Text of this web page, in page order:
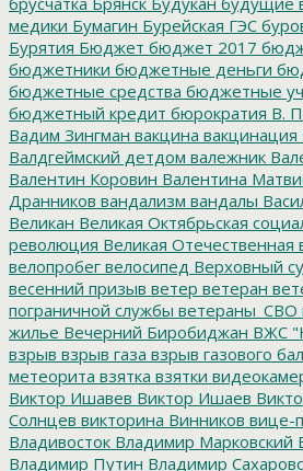
медики Бумагин Бурейская ГЭС
Бурятия Бюджет бюджет 2017
бюджетники бюджетные деньги
бюджетные средства бюджетные
бюджетный кредит бюрократия В.
Вадим Зингман вакцина вакцинация
Валдгеймский детдом валежник
Валентин Коровин Валентина
Дранников вандализм вандалы
Великан Великая Октябрьская
революция Великая Отечественная
велопробег велосипед Верховный
весенний призыв ветер ветеран
пограничной службы ветераны_СВО
жилье Вечерний Биробиджан ВЖС
взрыв взрыв газа взрыв газового
метеорита взятка взятки
Виктор Ишавев Виктор Ишаев
Солнцев викторина Винников вице-
Владивосток Владимир Марковский
Владимир Путин Владимир